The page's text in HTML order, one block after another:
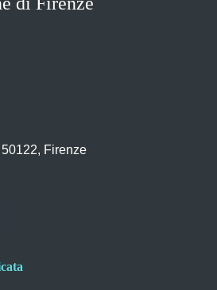
Firenze